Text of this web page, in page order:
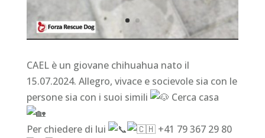
CAEL è un giovane chihuahua nato il
15.07.2024. Allegro, vivace e socievole sia con le
persone sia con i suoi simili
Cerca casa
Per chiedere di lui
+41 79 367 29 80